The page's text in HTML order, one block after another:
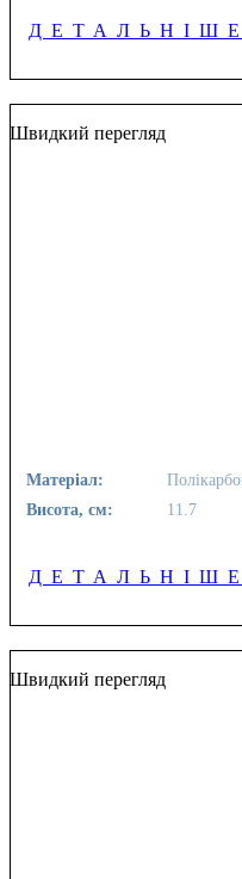
Швидкий перегляд
Матеріал:
Висота, см:
11.7
Швидкий перегляд